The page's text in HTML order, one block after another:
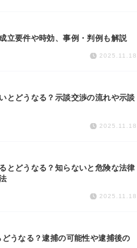
立要件や時効、事例・判例も解説
2025.11.18
とどうなる？示談交渉の流れや示談
2025.11.18
とどうなる？知らないと危険な法律
2025.11.18
うなる？逮捕の可能性や逮捕後の